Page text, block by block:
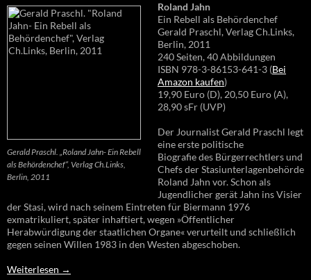
Gerald Praschl. „Roland Jahn- Ein Rebell
als Behördenchef“, Verlag Ch.Links,
Berlin, 2011
Roland Jahn
Ein Rebell als Behördenchef
Gerald Praschl, Verlag Ch.Links,
Berlin, 2011
240 Seiten, 40 Abbildungen
ISBN 978-3-86153-641-3 (Bei
Amazon kaufen)
19,90 Euro (D), 20,50 Euro (A),
28,90 sFr (UVP)
Der Journalist Gerald Praschl legt
eine erste politische
Biografie des Bürgerrechtlers und
Chefs der Stasiunterlagenbehörde
Roland Jahn vor. Schon als
Jugendlicher gerät Jahn ins Visier
der Stasi, wird nach seinem Eintreten für Biermann 1976
exmatrikuliert, später inhaftiert, wegen »Öffentlicher
Herabwürdigung der staatlichen Organe« verurteilt und schließlich
gegen seinen Willen 1983 in den Westen abgeschoben.
Weiterlesen →